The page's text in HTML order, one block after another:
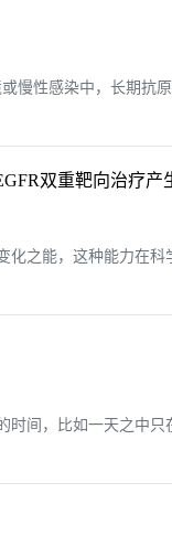
慢性感染中，长期
双重靶向治疗产
之能，这种能力在
间，比如一天之中